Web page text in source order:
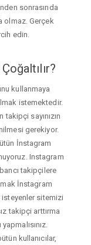
sonrasında
olmaz. Gerçek
edin.
kullanmaya
istemektedir.
sayınızın
gerekiyor.
İnstagram
Instagram
takipçilere
İnstagram
sitemizi
takipçi arttırma
kullanıcılar,